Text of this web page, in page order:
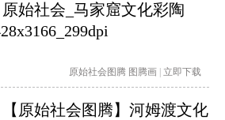
原始社会_马家窟文化彩陶
原始社会图腾 图腾画 立即下载
【原始社会图腾】河姆渡文化